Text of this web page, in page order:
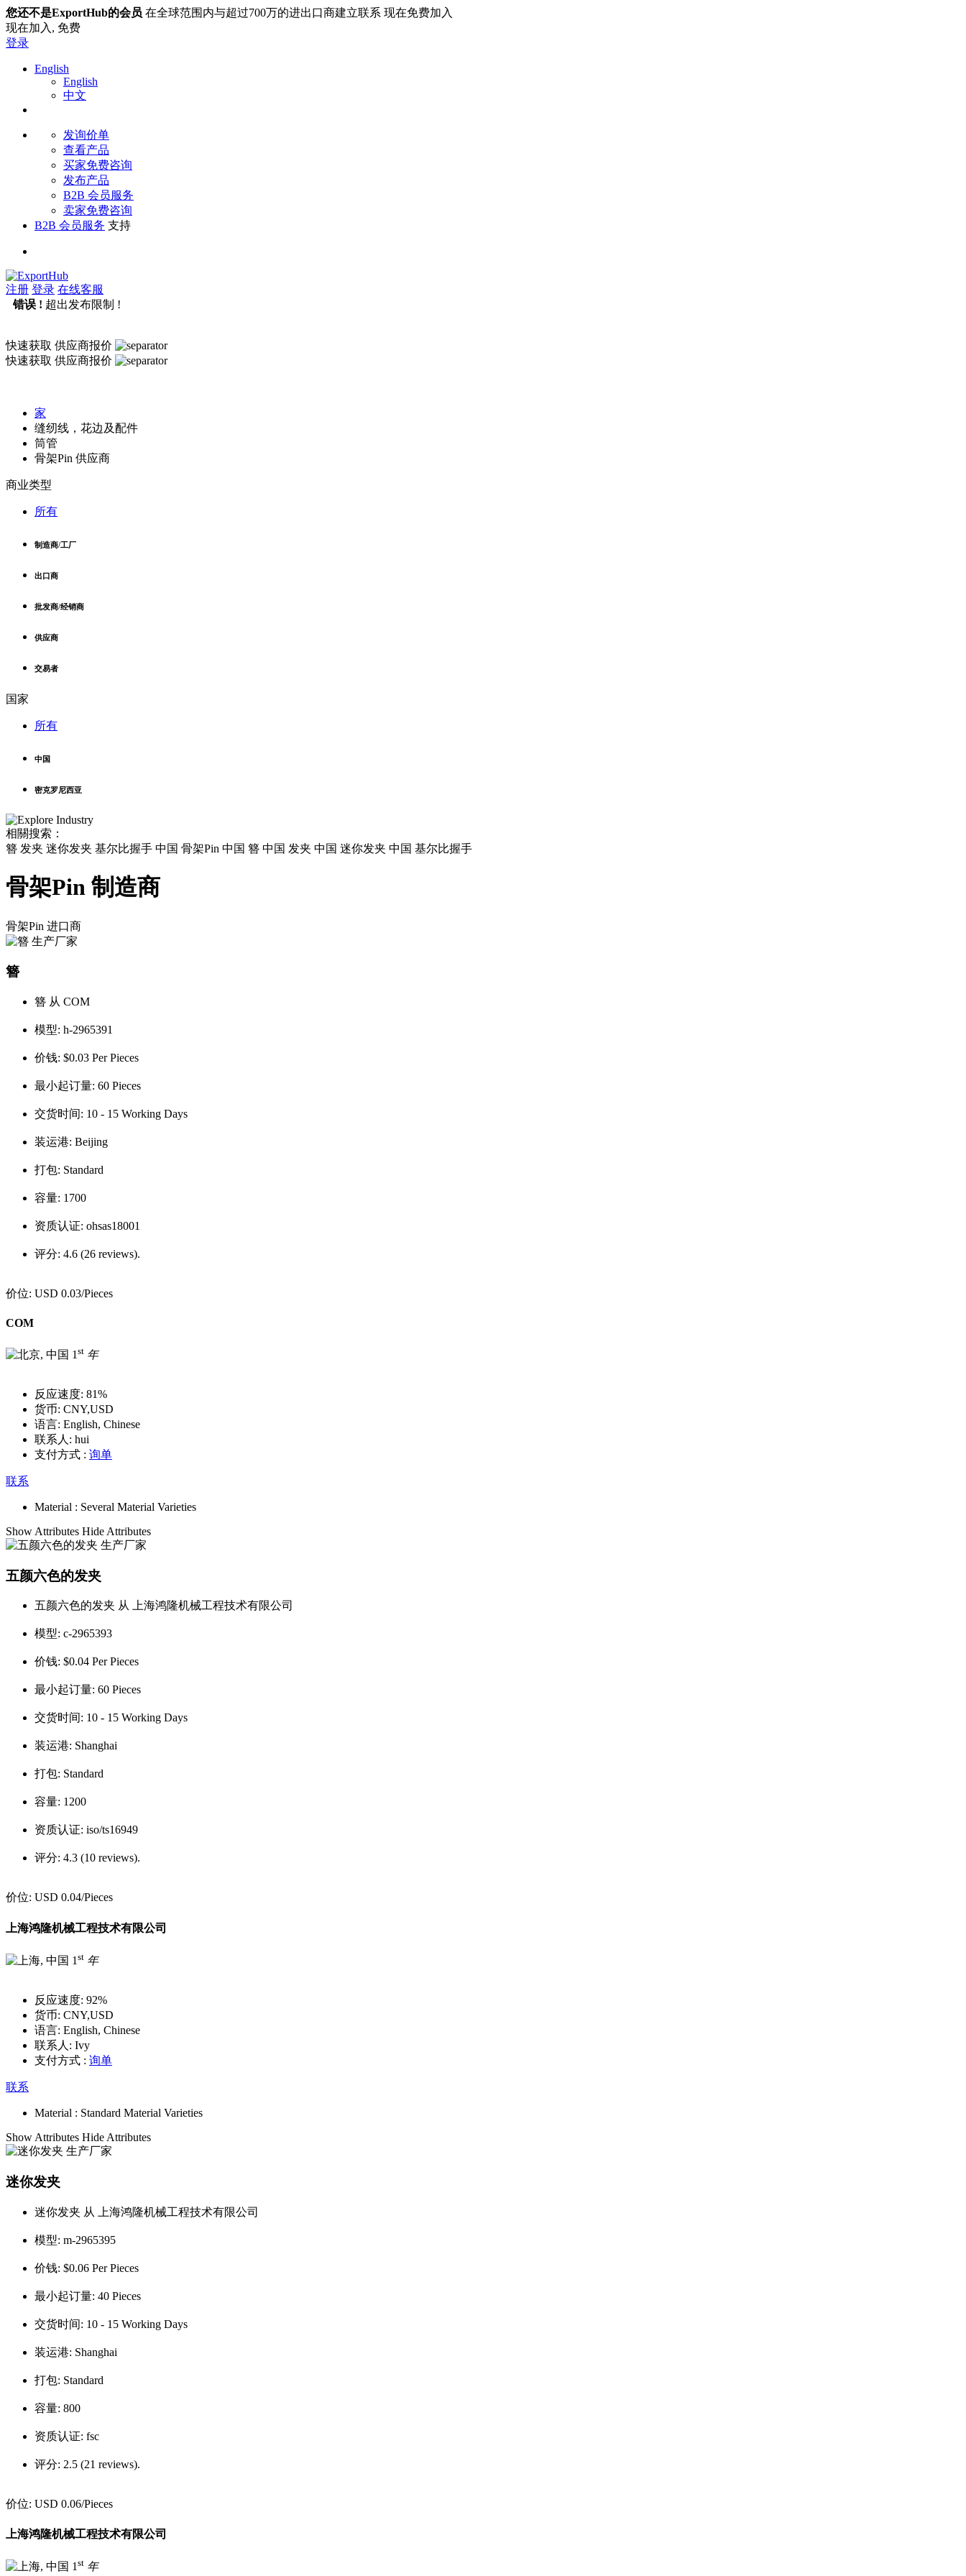
您还不是ExportHub的会员 在全球范围内与超过700万的进出口商建立联系 现在免费加入
现在加入, 免费
登录
English
English
中文
发询价单
查看产品
买家免费咨询
发布产品
B2B 会员服务
卖家免费咨询
B2B 会员服务 支持
注册 登录 在线客服
错误 ! 超出发布限制 !
快速获取 供应商报价
快速获取 供应商报价
家
缝纫线，花边及配件
筒管
骨架Pin 供应商
商业类型
所有
制造商/工厂
出口商
批发商/经销商
供应商
交易者
国家
所有
中国
密克罗尼西亚
相關搜索：
簪 发夹 迷你发夹 基尔比握手 中国 骨架Pin 中国 簪 中国 发夹 中国 迷你发夹 中国 基尔比握手
骨架Pin 制造商
骨架Pin 进口商
簪
簪 从 COM
模型: h-2965391
价钱: $0.03 Per Pieces
最小起订量: 60 Pieces
交货时间: 10 - 15 Working Days
装运港: Beijing
打包: Standard
容量: 1700
资质认证: ohsas18001
评分: 4.6 (26 reviews).
价位: USD 0.03/Pieces
COM
1 st 年
反应速度: 81%
货币: CNY,USD
语言: English, Chinese
联系人: hui
支付方式 : 询单
联系
Material : Several Material Varieties
Show Attributes Hide Attributes
五颜六色的发夹
五颜六色的发夹 从 上海鸿隆机械工程技术有限公司
模型: c-2965393
价钱: $0.04 Per Pieces
最小起订量: 60 Pieces
交货时间: 10 - 15 Working Days
装运港: Shanghai
打包: Standard
容量: 1200
资质认证: iso/ts16949
评分: 4.3 (10 reviews).
价位: USD 0.04/Pieces
上海鸿隆机械工程技术有限公司
1 st 年
反应速度: 92%
货币: CNY,USD
语言: English, Chinese
联系人: Ivy
支付方式 : 询单
联系
Material : Standard Material Varieties
Show Attributes Hide Attributes
迷你发夹
迷你发夹 从 上海鸿隆机械工程技术有限公司
模型: m-2965395
价钱: $0.06 Per Pieces
最小起订量: 40 Pieces
交货时间: 10 - 15 Working Days
装运港: Shanghai
打包: Standard
容量: 800
资质认证: fsc
评分: 2.5 (21 reviews).
价位: USD 0.06/Pieces
上海鸿隆机械工程技术有限公司
1st 年